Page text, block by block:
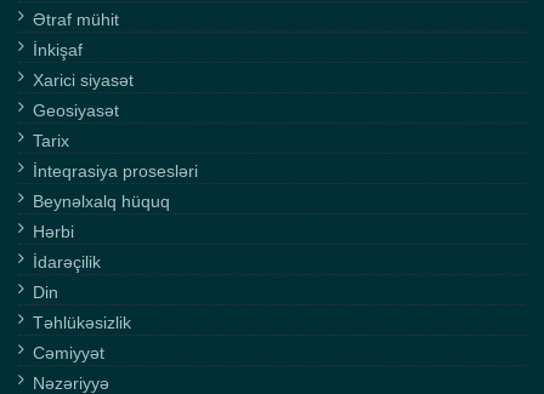
Ətraf mühit
İnkişaf
Xarici siyasət
Geosiyasət
Tarix
İnteqrasiya prosesləri
Beynəlxalq hüquq
Hərbi
İdarəçilik
Din
Təhlükəsizlik
Cəmiyyət
Nəzəriyyə